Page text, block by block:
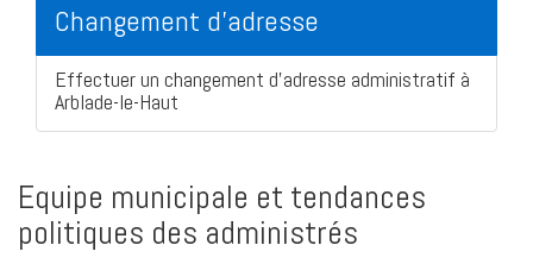
Changement d'adresse
Effectuer un changement d'adresse administratif à
Arblade-le-Haut
Equipe municipale et tendances
politiques des administrés